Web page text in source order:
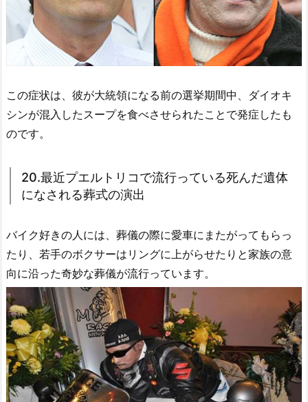
この症状は、彼が大統領になる前の選挙期間中、ダイオキ
シンが混入したスープを食べさせられたことで発症したも
のです。
20.最近プエルトリコで流行っている死んだ遺体
になされる葬式の演出
バイク好きの人には、葬儀の際に愛車にまたがってもらっ
たり、若手のボクサーはリングに上がらせたりと家族の意
向に沿った奇妙な葬儀が流行っています。